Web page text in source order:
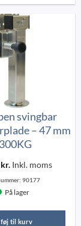
svingbar
– 47 mm
kr.Inkl. moms
90177
På lager
til kurv